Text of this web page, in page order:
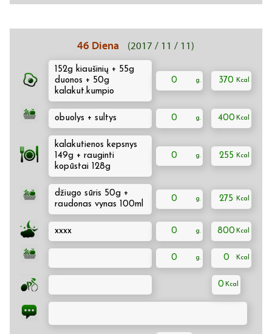
46 Diena (2017 / 11 / 11)
152g kiaušinių + 55g
duonos + 50g
kalakut.kumpio
0 370
obuolys + sultys 0 400
kalakutienos kepsnys
149g + rauginti
kopūstai 128g
0 255
džiugo sūris 50g +
raudonas vynas 100ml
0 275
xxxx 0 800
0 0
0